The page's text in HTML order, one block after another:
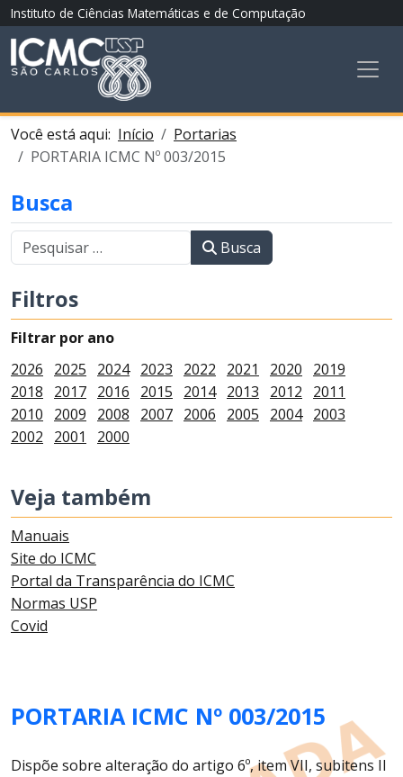
Instituto de Ciências Matemáticas e de Computação
Você está aqui: Início
Portarias
PORTARIA ICMC Nº 003/2015
Busca
Busca
Filtros
Filtrar por ano
2026
2025 2024 2023 2022 2021 2020
2019
2018
2017 2016 2015 2014 2013 2012
2011
2010
2009 2008 2007 2006 2005 2004 2003
2002
2001 2000
Veja também
Manuais
Site do ICMC
Portal da Transparência do ICMC
Normas USP
Covid
PORTARIA ICMC Nº 003/2015
Dispõe sobre alteração do artigo 6º, item VII, subitens II